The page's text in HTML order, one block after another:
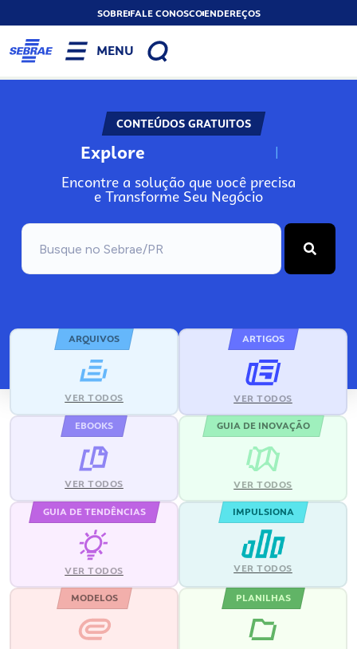
SOBREFALE CONOSCOENDEREÇOS
MENU
CONTEÚDOS GRATUITOS
Explore N
Encontre a solução que você precisa
e Transforme Seu Negócio
ARQUIVOS
VER TODOS
ARTIGOS
VER TODOS
EBOOKS
VER TODOS
GUIA DE INOVAÇÃO
VER TODOS
GUIA DE TENDÊNCIAS
VER TODOS
IMPULSIONA
VER TODOS
MODELOS PLANILHAS